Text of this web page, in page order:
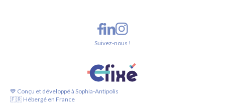
💙 Conçu et développé à Sophia-Antipolis
🇫🇷 Hébergé en France
Suivez-nous !